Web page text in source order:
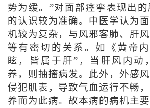
势为缓。”对面部痉挛表现出
的认识较为准确。中医学认为
机较为复杂，与风邪客肺、肝
等有密切的关系。如《黄帝
眩，皆属于肝”，当肝风内动
养，则抽搐病发。此外，外感
侵犯肌表，导致气血运行不畅
养而为此病。故本病的病机主